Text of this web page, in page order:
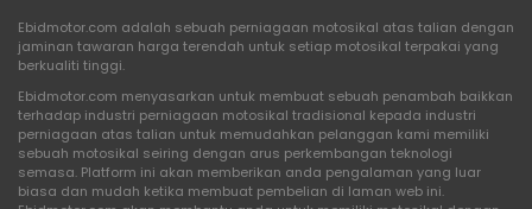
Ebidmotor.com adalah sebuah perniagaan motosikal atas talian dengan
jaminan tawaran harga terendah untuk setiap motosikal terpakai yang
berkualiti tinggi.
Ebidmotor.com menyasarkan untuk membuat sebuah penambah baikkan
terhadap industri perniagaan motosikal tradisional kepada industri
perniagaan atas talian untuk memudahkan pelanggan kami memiliki
sebuah motosikal seiring dengan arus perkembangan teknologi
semasa. Platform ini akan memberikan anda pengalaman yang luar
biasa dan mudah ketika membuat pembelian di laman web ini.